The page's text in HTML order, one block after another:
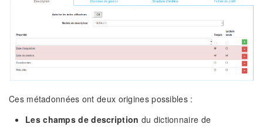
Ces métadonnées ont deux origines possibles :
Les champs de description du dictionnaire de